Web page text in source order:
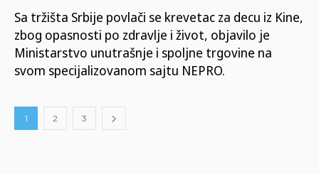
Sa tržišta Srbije povlači se krevetac za decu iz Kine,
zbog opasnosti po zdravlje i život, objavilo je
Ministarstvo unutrašnje i spoljne trgovine na
svom specijalizovanom sajtu NEPRO.
1 2 3